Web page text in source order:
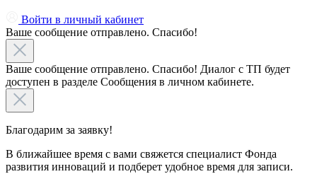
Войти в личный кабинет
Ваше сообщение отправлено. Спасибо!
Ваше сообщение отправлено. Спасибо! Диалог с ТП будет
доступен в разделе Сообщения в личном кабинете.
Благодарим за заявку!
В ближайшее время с вами свяжется специалист Фонда
развития инноваций и подберет удобное время для записи.